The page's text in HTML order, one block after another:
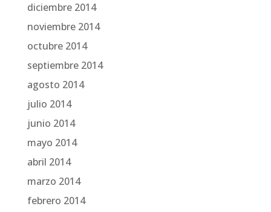
diciembre 2014
noviembre 2014
octubre 2014
septiembre 2014
agosto 2014
julio 2014
junio 2014
mayo 2014
abril 2014
marzo 2014
febrero 2014